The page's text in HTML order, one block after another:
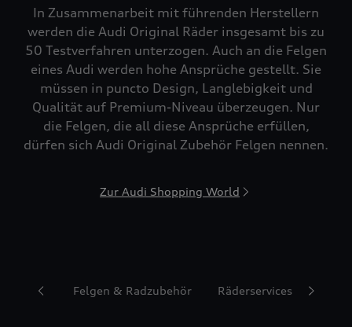
In Zusammenarbeit mit führenden Herstellern
werden die Audi Original Räder insgesamt bis zu
50 Testverfahren unterzogen. Auch an die Felgen
eines Audi werden hohe Ansprüche gestellt. Sie
müssen in puncto Design, Langlebigkeit und
Qualität auf Premium-Niveau überzeugen. Nur
die Felgen, die all diese Ansprüche erfüllen,
dürfen sich Audi Original Zubehör Felgen nennen.
Zur Audi Shopping World
Reifen Felgen & Radzubehör Räderservices